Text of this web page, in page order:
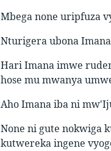
Mbega none uripfuza
Nturigera ubona
Hari Imana imwe
hose mu mwanya
Aho Imana iba ni
None ni gute nokwiga
kutwereka ingene